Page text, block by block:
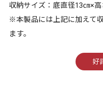
収納サイズ：底直径13㎝×
※本製品には上記に加えて
ます。
好